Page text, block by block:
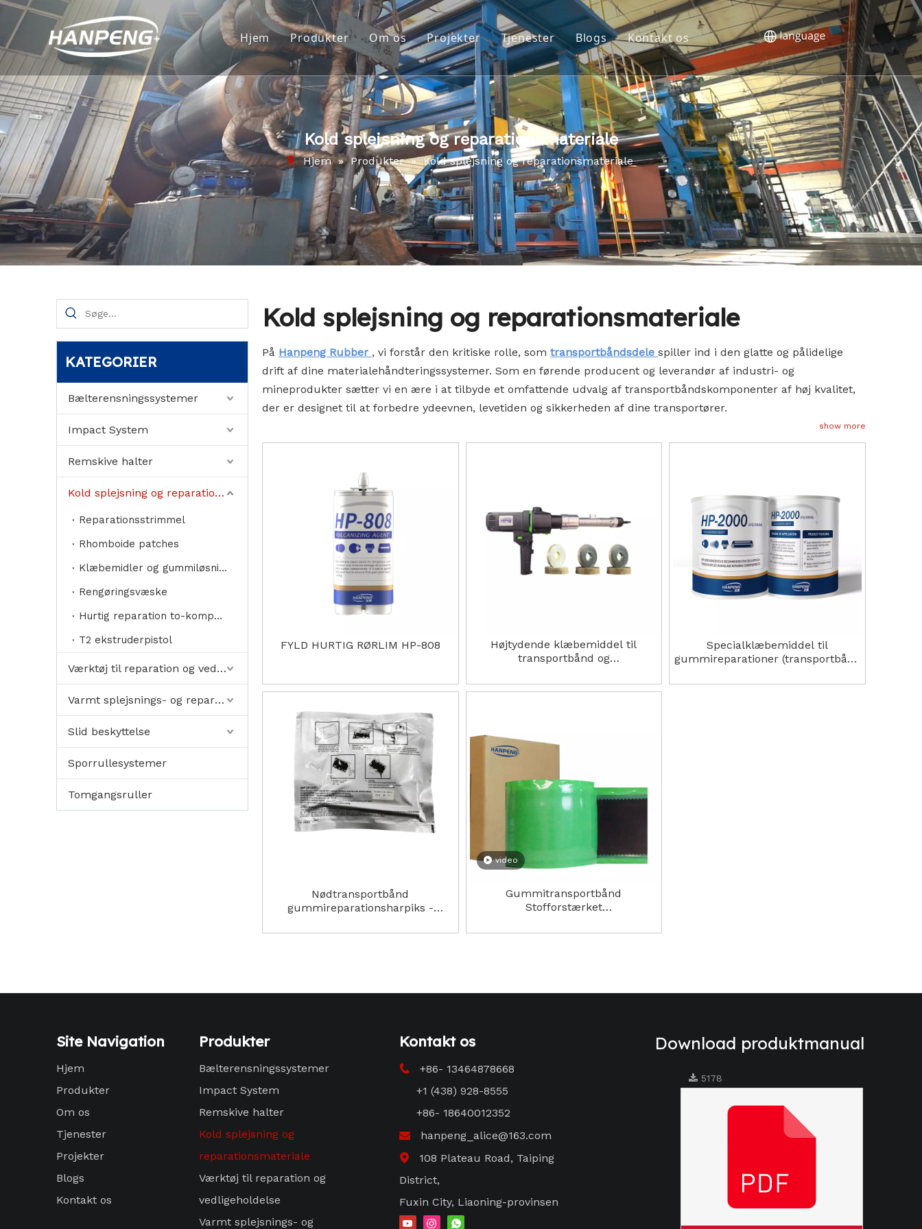
Hjem Produkter
Bælterensningssystemer
Impact System
Remskive halter
Kold splejsning og reparationsmateriale
Værktøj til reparation og vedligeholdelse
Varmt splejsnings- og reparationsmateriale
Slid beskyttelse
Tomgangsruller
Om os
Virksomhedsprofil
Video
Download
Projekter Tjenester Blogs Kontakt os
Kold splejsning og reparationsmateriale
Hjem » Produkter » Kold splejsning og reparationsmateriale
KATEGORIER
Bælterensningssystemer
Impact System
Remskive halter
Kold splejsning og reparationsmateriale
Reparationsstrimmel
Rhomboide patches
Klæbemidler og gummiløsninger
Rengøringsvæske
Hurtig reparation to-komponent lim
T2 ekstruderpistol
Værktøj til reparation og vedligeholdelse
Varmt splejsnings- og reparationsmateriale
Slid beskyttelse
Sporrullesystemer
Tomgangsruller
Kold splejsning og reparationsmateriale
På Hanpeng Rubber , vi forstår den kritiske rolle, som transportbåndsdele spiller ind i den glatte og pålidelige
drift af dine materialehåndteringssystemer. Som en førende producent og leverandør af industri- og
mineprodukter sætter vi en ære i at tilbyde et omfattende udvalg af transportbåndskomponenter af høj kvalitet,
der er designet til at forbedre ydeevnen, levetiden og sikkerheden af ​​dine transportører.
show more
FYLD HURTIG RØRLIM HP-808
Højtydende klæbemiddel til
transportbånd og
Specialklæbemiddel til
gummireparationer (transportbånd
Nødtransportbånd
gummireparationsharpiks -
video
Gummitransportbånd
Stofforstærket
beskadigelse CN-bindingslag
Site Navigation
Hjem
Produkter
Om os
Tjenester
Projekter
Blogs
Kontakt os
Produkter
Bælterensningssystemer
Impact System
Remskive halter
Kold splejsning og
reparationsmateriale
Værktøj til reparation og
vedligeholdelse
Varmt splejsnings- og
Kontakt os

+86- 13464878668
+1 (438) 928-8555
+86- 18640012352
 hanpeng_alice@163.com

108 Plateau Road, Taiping
District,
Fuxin City, Liaoning-provinsen
Download produktmanual
5178